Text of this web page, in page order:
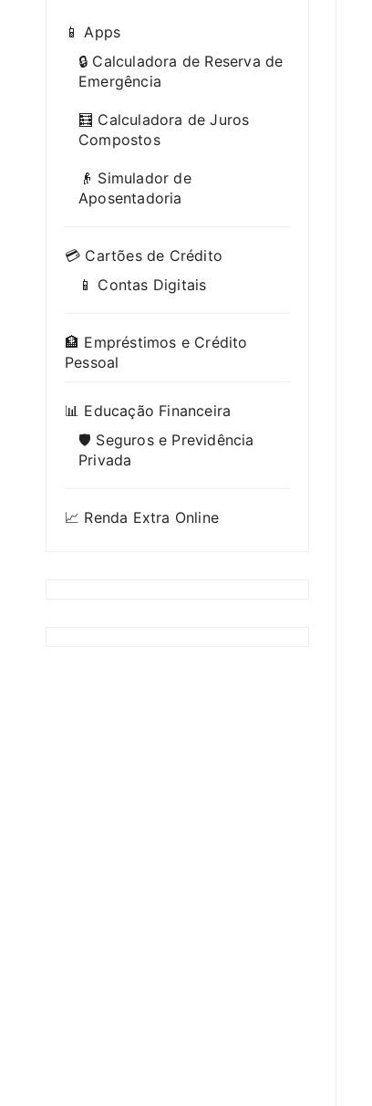
📱 Apps
🔒 Calculadora de Reserva de
Emergência
🧮 Calculadora de Juros
Compostos
👴 Simulador de
Aposentadoria
💳 Cartões de Crédito
📱 Contas Digitais
🏦 Empréstimos e Crédito
Pessoal
📊 Educação Financeira
🛡️ Seguros e Previdência
Privada
📈 Renda Extra Online